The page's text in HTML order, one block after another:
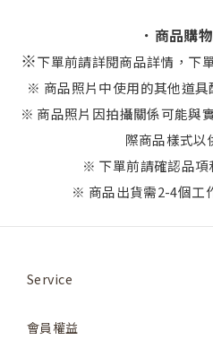
．商品購
※下單前請詳閱商品詳情，下
※ 商品照片中使用的其他道具
※ 商品照片因拍攝關係可能與
際商品樣式以
※ 下單前請確認品項
※ 商品出貨需2-4個工
Service
會員權益